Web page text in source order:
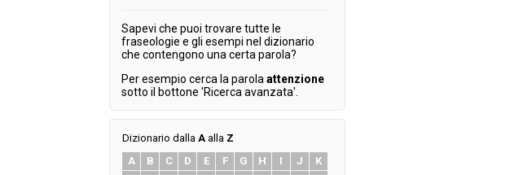
Sapevi che puoi trovare tutte le
fraseologie e gli esempi nel dizionario
che contengono una certa parola?
Per esempio cerca la parola attenzione
sotto il bottone 'Ricerca avanzata'.
Dizionario dalla A alla Z
A
B C D E F G H I J
K